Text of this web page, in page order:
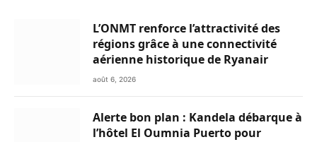
L’ONMT renforce l’attractivité des
régions grâce à une connectivité
aérienne historique de Ryanair
août 6, 2026
Alerte bon plan : Kandela débarque à
l’hôtel El Oumnia Puerto pour